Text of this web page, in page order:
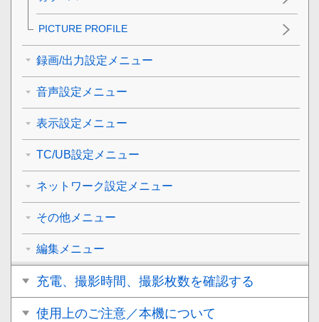
PICTURE PROFILE
録画/出力設定メニュー
音声設定メニュー
表示設定メニュー
TC/UB設定メニュー
ネットワーク設定メニュー
その他メニュー
編集メニュー
充電、撮影時間、撮影枚数を確認する
使用上のご注意／本機について